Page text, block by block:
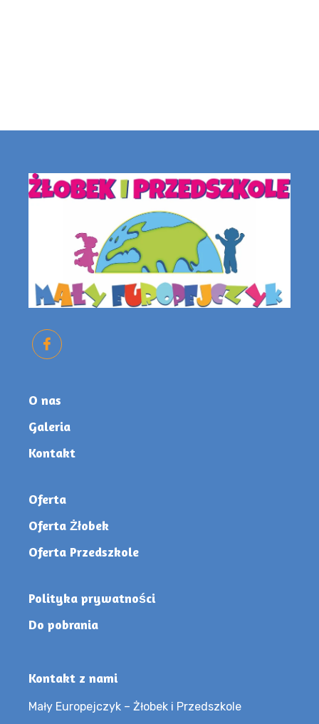
O nas
Galeria
Kontakt
Oferta
Oferta Żłobek
Oferta Przedszkole
Polityka prywatności
Do pobrania
Kontakt z nami
Mały Europejczyk – Żłobek i Przedszkole